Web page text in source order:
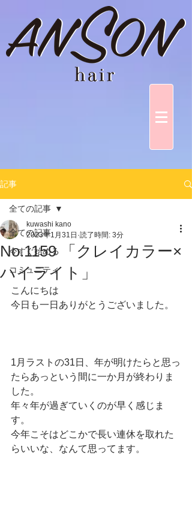
記事
全ての記事
今すぐ始める
コミュニティ
全ての記事
No.1159 「クレイカラー×
ハイライト」
kuwashi kano
2023年1月31日 読了時間: 3分
こんにちは
今日も一日ありがとうございました。
1月ラストの31日、年が明けたらと思っ
たらあっという間に一か月が終わりま
した。
年々年が過ぎていくのが早く感じま
す。
今年こそはどこかで長い連休を取れた
らいいな、なんて思ってます。